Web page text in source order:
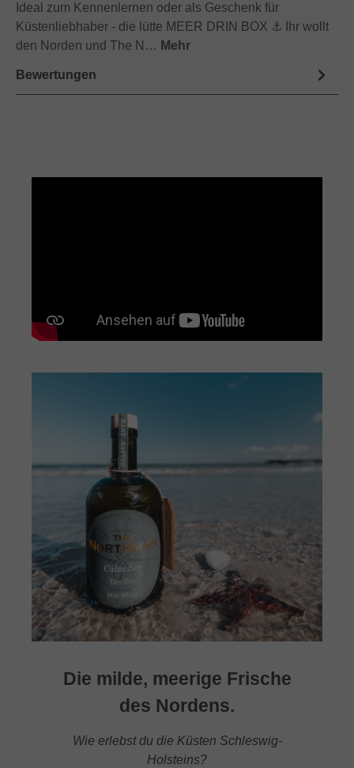
Ideal zum Kennenlernen oder als Geschenk für
Küstenliebhaber - die lütte MEER DRIN BOX ⚓ Ihr wollt
den Norden und The N… Mehr
Bewertungen
Die milde, meerige Frische
des Nordens.
Wie erlebst du die Küsten Schleswig-
Holsteins?